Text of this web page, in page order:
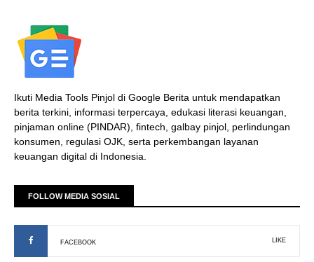
Ikuti Media Tools Pinjol di Google Berita untuk mendapatkan
berita terkini, informasi terpercaya, edukasi literasi keuangan,
pinjaman online (PINDAR), fintech, galbay pinjol, perlindungan
konsumen, regulasi OJK, serta perkembangan layanan
keuangan digital di Indonesia.
FOLLOW MEDIA SOSIAL
FACEBOOK LIKE